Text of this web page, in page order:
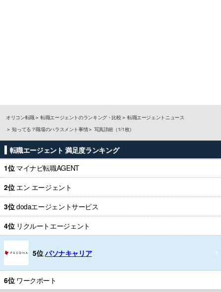
オリコン転職 転職エージェントのランキング・比較
転職エージェントニュース
知ってる？職場のハラスメント事情
写真詳細（1/1枚）
転職エージェント 満足度ランキング
1位 マイナビ転職AGENT
2位 エン エージェント
3位dodaエージェントサービス
4位 リクルートエージェント
5位パソナキャリア
6位 ワークポート